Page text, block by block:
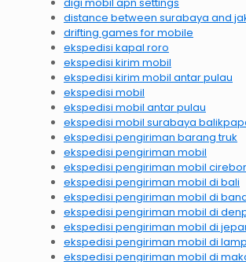
distance between surabaya and
drifting games for mobile
ekspedisi kapal roro
ekspedisi kirim mobil
ekspedisi kirim mobil antar pulau
ekspedisi mobil
ekspedisi mobil antar pulau
ekspedisi mobil surabaya
ekspedisi pengiriman barang truk
ekspedisi pengiriman mobil
ekspedisi pengiriman mobil
ekspedisi pengiriman mobil di bali
ekspedisi pengiriman mobil di
ekspedisi pengiriman mobil di
ekspedisi pengiriman mobil di
ekspedisi pengiriman mobil di
ekspedisi pengiriman mobil di